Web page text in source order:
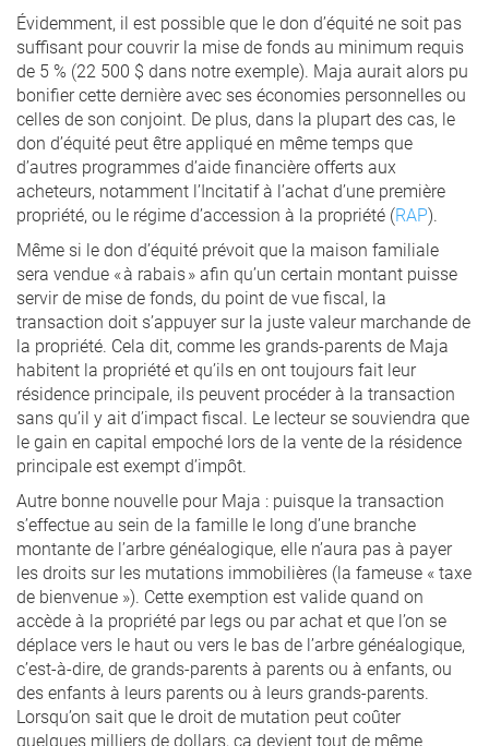
Évidemment, il est possible que le don d’équité ne soit pas
suffisant pour couvrir la mise de fonds au minimum requis
de 5 % (22 500 $ dans notre exemple). Maja aurait alors pu
bonifier cette dernière avec ses économies personnelles ou
celles de son conjoint. De plus, dans la plupart des cas, le
don d’équité peut être appliqué en même temps que
d’autres programmes d’aide financière offerts aux
acheteurs, notamment l’Incitatif à l’achat d’une première
propriété, ou le régime d’accession à la propriété (RAP).
Même si le don d’équité prévoit que la maison familiale
sera vendue « à rabais » afin qu’un certain montant puisse
servir de mise de fonds, du point de vue fiscal, la
transaction doit s’appuyer sur la juste valeur marchande de
la propriété. Cela dit, comme les grands-parents de Maja
habitent la propriété et qu’ils en ont toujours fait leur
résidence principale, ils peuvent procéder à la transaction
sans qu’il y ait d’impact fiscal. Le lecteur se souviendra que
le gain en capital empoché lors de la vente de la résidence
principale est exempt d’impôt.
Autre bonne nouvelle pour Maja : puisque la transaction
s’effectue au sein de la famille le long d’une branche
montante de l’arbre généalogique, elle n’aura pas à payer
les droits sur les mutations immobilières (la fameuse « taxe
de bienvenue »). Cette exemption est valide quand on
accède à la propriété par legs ou par achat et que l’on se
déplace vers le haut ou vers le bas de l’arbre généalogique,
c’est-à-dire, de grands-parents à parents ou à enfants, ou
des enfants à leurs parents ou à leurs grands-parents.
Lorsqu’on sait que le droit de mutation peut coûter
quelques milliers de dollars, ça devient tout de même